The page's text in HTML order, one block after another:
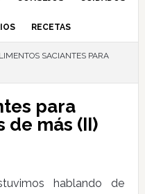
RECETAS
SACIANTES PARA
para
de más (II)
hablando de